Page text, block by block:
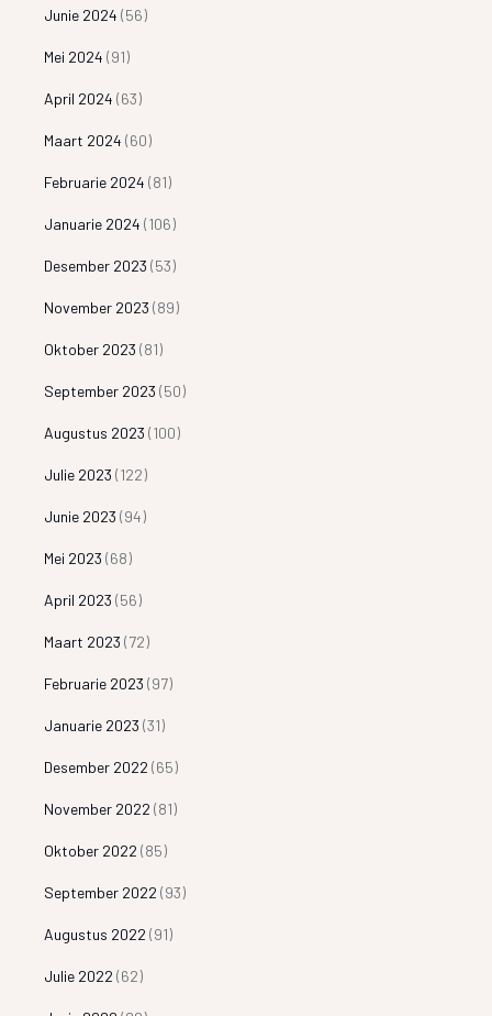
Junie 2024 (56)
Mei 2024 (91)
April 2024 (63)
Maart 2024 (60)
Februarie 2024 (81)
Januarie 2024 (106)
Desember 2023 (53)
November 2023 (89)
Oktober 2023 (81)
September 2023 (50)
Augustus 2023 (100)
Julie 2023 (122)
Junie 2023 (94)
Mei 2023 (68)
April 2023 (56)
Maart 2023 (72)
Februarie 2023 (97)
Januarie 2023 (31)
Desember 2022 (65)
November 2022 (81)
Oktober 2022 (85)
September 2022 (93)
Augustus 2022 (91)
Julie 2022 (62)